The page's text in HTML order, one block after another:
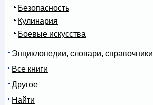
Безопасность
Кулинария
Боевые искусства
Энциклопедии, словари, справочники
Все книги
Другое
Найти